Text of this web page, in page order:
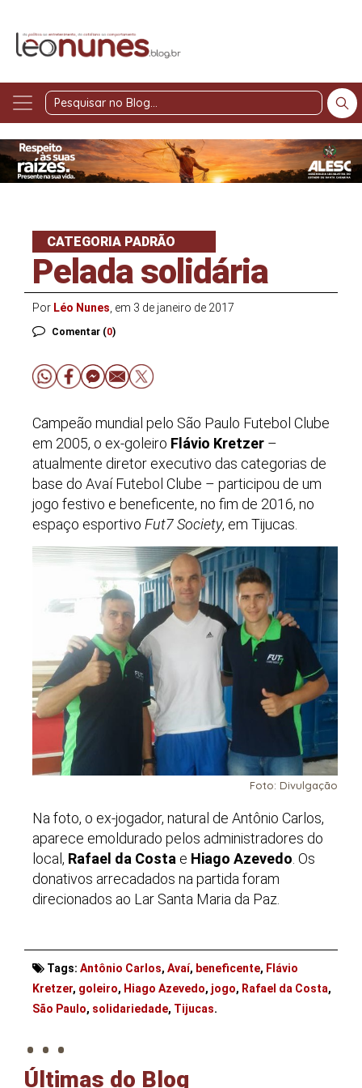
Pesquisar
Blog
CATEGORIA PADRÃO
Pelada solidária
Por Léo Nunes , em 3 de janeiro de 2017
Comentar (0)
Campeão mundial pelo São Paulo Futebol Clube
em 2005, o ex-goleiro Flávio Kretzer –
atualmente diretor executivo das categorias de
base do Avaí Futebol Clube – participou de um
jogo festivo e beneficente, no fim de 2016, no
espaço esportivo Fut7 Society, em Tijucas.
Foto: Divulgação
Na foto, o ex-jogador, natural de Antônio Carlos,
aparece emoldurado pelos administradores do
local, Rafael da Costa e Hiago Azevedo . Os
donativos arrecadados na partida foram
direcionados ao Lar Santa Maria da Paz.
Tags: Antônio Carlos, Avaí, beneficente, Flávio
Kretzer, goleiro, Hiago Azevedo, jogo, Rafael da Costa,
São Paulo, solidariedade, Tijucas.
. . .
Últimas do Blog